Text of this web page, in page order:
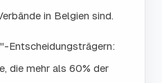
in Belgien sind.
Entscheidungsträgern:
die mehr als 60% der